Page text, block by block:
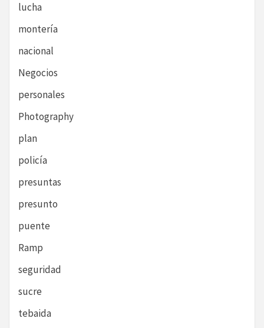
lucha
montería
nacional
Negocios
personales
Photography
plan
policía
presuntas
presunto
puente
Ramp
seguridad
sucre
tebaida